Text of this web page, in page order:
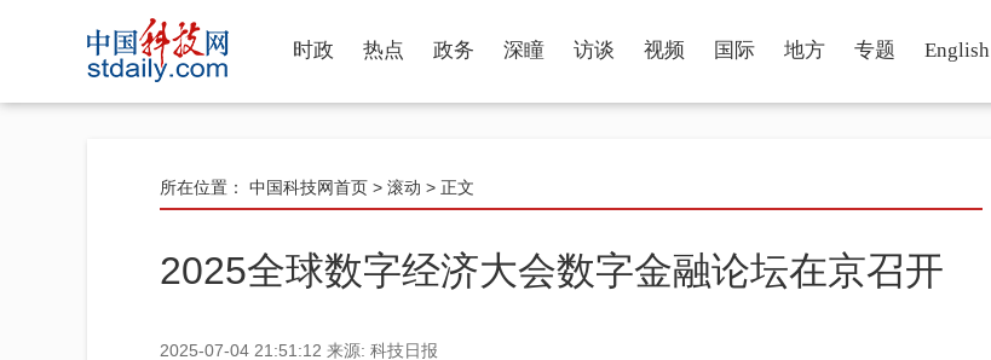
时政 热点 政务 深瞳 访谈 视频 国际 地方 专题 English
所在位置： 中国科技网首页 > 滚动 > 正文
2025全球数字经济大会数字金融论坛在京召开
2025-07-04 21:51:12 来源: 科技日报